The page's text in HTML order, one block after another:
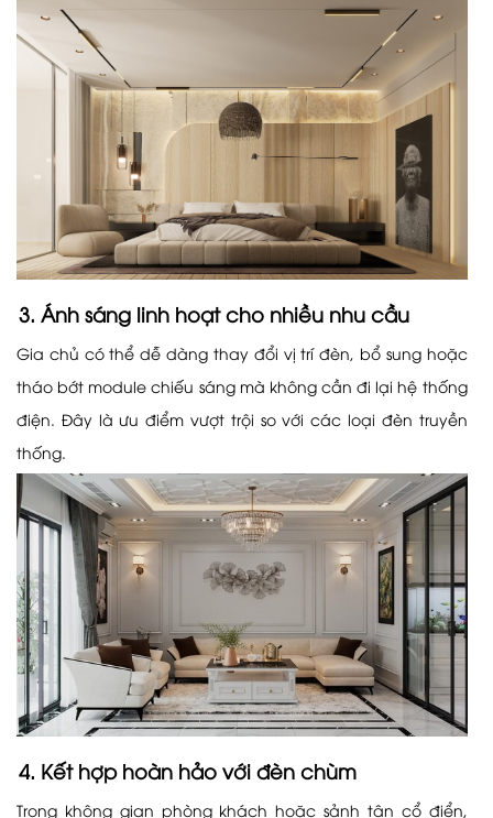
3. Ánh sáng linh hoạt cho nhiều nhu cầu
Gia chủ có thể dễ dàng thay đổi vị trí đèn, bổ sung hoặc
tháo bớt module chiếu sáng mà không cần đi lại hệ thống
điện. Đây là ưu điểm vượt trội so với các loại đèn truyền
thống.
4. Kết hợp hoàn hảo với đèn chùm
Trong không gian phòng khách hoặc sảnh tân cổ điển,